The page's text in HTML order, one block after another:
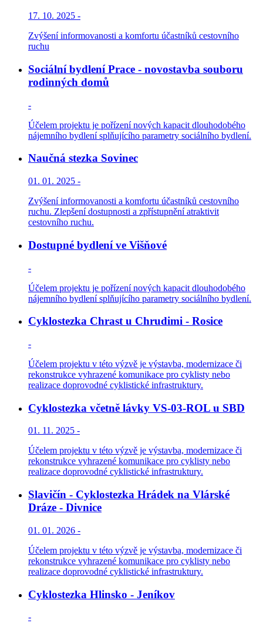
17. 10. 2025 -
Zvýšení informovanosti a komfortu účastníků cestovního
ruchu
Sociální bydlení Prace - novostavba souboru
rodinných domů
-
Účelem projektu je pořízení nových kapacit dlouhodobého
nájemního bydlení splňujícího parametry sociálního bydlení.
Naučná stezka Sovinec
01. 01. 2025 -
Zvýšení informovanosti a komfortu účastníků cestovního
ruchu. Zlepšení dostupnosti a zpřístupnění atraktivit
cestovního ruchu.
Dostupné bydlení ve Višňové
-
Účelem projektu je pořízení nových kapacit dlouhodobého
nájemního bydlení splňujícího parametry sociálního bydlení.
Cyklostezka Chrast u Chrudimi - Rosice
-
Účelem projektu v této výzvě je výstavba, modernizace či
rekonstrukce vyhrazené komunikace pro cyklisty nebo
realizace doprovodné cyklistické infrastruktury.
Cyklostezka včetně lávky VS-03-ROL u SBD
01. 11. 2025 -
Účelem projektu v této výzvě je výstavba, modernizace či
rekonstrukce vyhrazené komunikace pro cyklisty nebo
realizace doprovodné cyklistické infrastruktury.
Slavičín - Cyklostezka Hrádek na Vlárské
Dráze - Divnice
01. 01. 2026 -
Účelem projektu v této výzvě je výstavba, modernizace či
rekonstrukce vyhrazené komunikace pro cyklisty nebo
realizace doprovodné cyklistické infrastruktury.
Cyklostezka Hlinsko - Jeníkov
-